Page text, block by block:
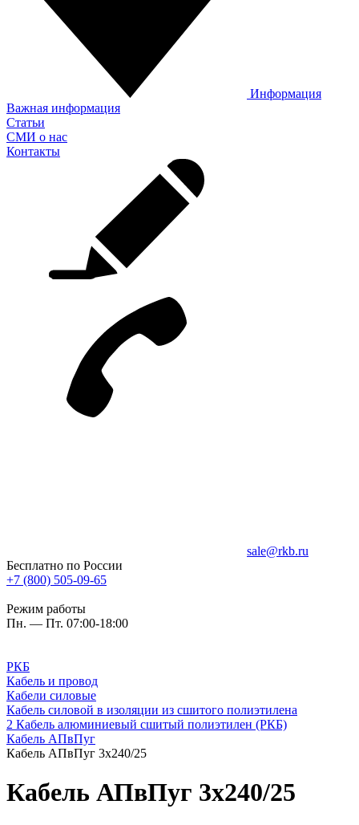
Информация
Важная информация
Статьи
СМИ о нас
Контакты
sale@rkb.ru
Бесплатно по России
+7 (800) 505-09-65
Режим работы
Пн. — Пт. 07:00-18:00
РКБ
Кабель и провод
Кабели силовые
Кабель силовой в изоляции из сшитого полиэтилена
2 Кабель алюминиевый сшитый полиэтилен (РКБ)
Кабель АПвПуг
Кабель АПвПуг 3х240/25
Кабель АПвПуг 3х240/25